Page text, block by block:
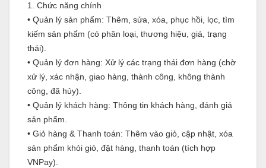
1. Chức năng chính
• Quản lý sản phẩm: Thêm, sửa, xóa, phục hồi, lọc, tìm
kiếm sản phẩm (có phân loại, thương hiệu, giá, trạng
thái).
• Quản lý đơn hàng: Xử lý các trạng thái đơn hàng (chờ
xử lý, xác nhận, giao hàng, thành công, không thành
công, đã hủy).
• Quản lý khách hàng: Thông tin khách hàng, đánh giá
sản phẩm.
• Giỏ hàng & Thanh toán: Thêm vào giỏ, cập nhật, xóa
sản phẩm khỏi giỏ, đặt hàng, thanh toán (tích hợp
VNPay).